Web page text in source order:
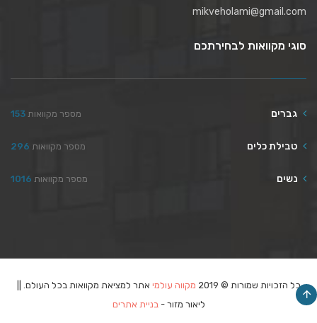
mikveholami@gmail.com
סוגי מקוואות לבחירתכם
גברים 153 מספר מקוואות
טבילת כלים 296 מספר מקוואות
נשים 1016 מספר מקוואות
כל הזכויות שמורות © 2019 מקווה עולמי אתר למציאת מקוואות בכל העולם. ||
ליאור מזור -בניית אתרים